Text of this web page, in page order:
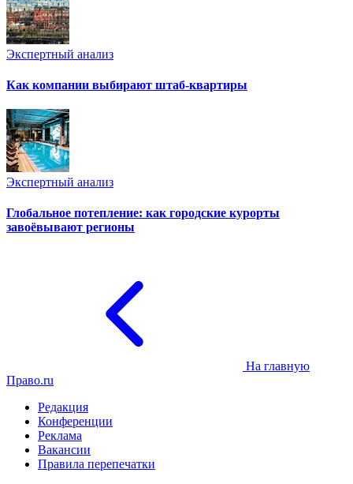
Экспертный анализ
Как компании выбирают штаб-квартиры
Экспертный анализ
Глобальное потепление: как городские курорты
завоёвывают регионы
На главную
Право.ru
Редакция
Конференции
Реклама
Вакансии
Правила перепечатки